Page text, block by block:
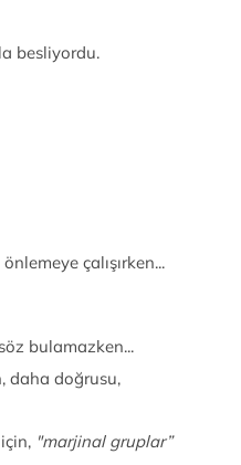
besliyordu.
çalışırken...
bulamazken...
daha doğrusu,
"marjinal gruplar”